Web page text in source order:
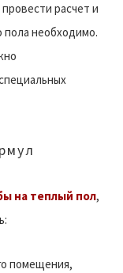
расчет и
пола необходимо.
на теплый пол,
помещения,